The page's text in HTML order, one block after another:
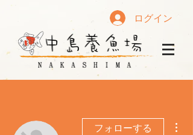
ログイン
フォローする